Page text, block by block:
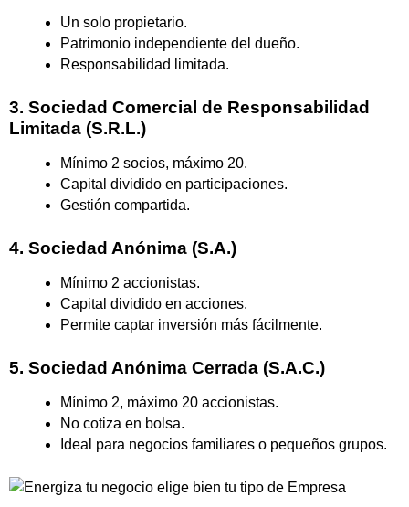
Un solo propietario.
Patrimonio independiente del dueño.
Responsabilidad limitada.
3. Sociedad Comercial de Responsabilidad
Limitada (S.R.L.)
Mínimo 2 socios, máximo 20.
Capital dividido en participaciones.
Gestión compartida.
4. Sociedad Anónima (S.A.)
Mínimo 2 accionistas.
Capital dividido en acciones.
Permite captar inversión más fácilmente.
5. Sociedad Anónima Cerrada (S.A.C.)
Mínimo 2, máximo 20 accionistas.
No cotiza en bolsa.
Ideal para negocios familiares o pequeños grupos.